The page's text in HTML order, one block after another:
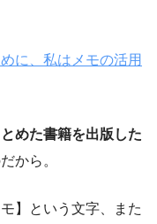
に、私はメモの活用
めた書籍を出版した
から。
】という文字、また